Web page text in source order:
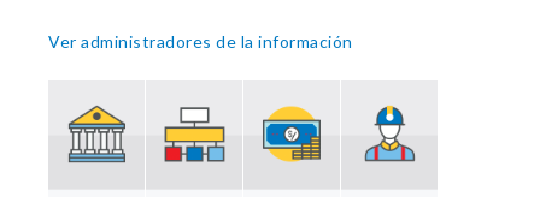
Ver administradores de la información